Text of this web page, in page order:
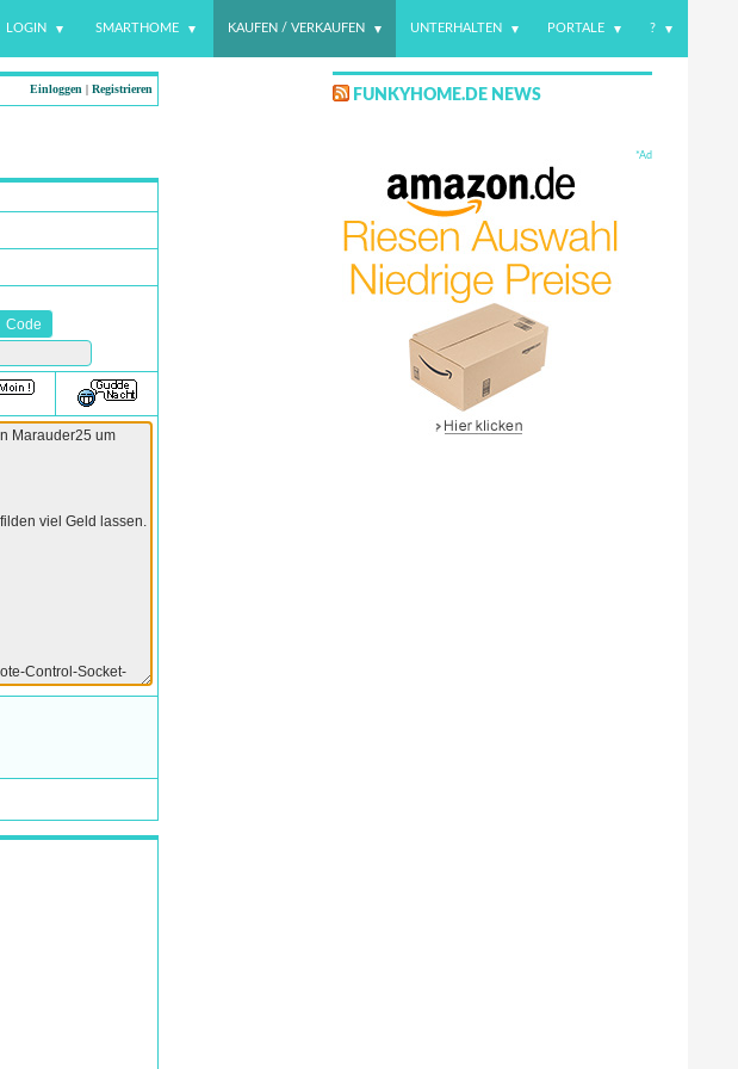
LOGIN SMARTHOME KAUFEN / VERKAUFEN UNTERHALTEN PORTALE ?
Einloggen |Registrieren FUNKYHOME.DE NEWS
*Ad